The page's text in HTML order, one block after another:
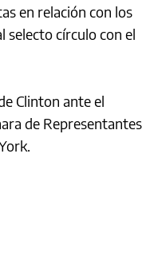
en relación con los
selecto círculo con el
Clinton ante el
de Representantes